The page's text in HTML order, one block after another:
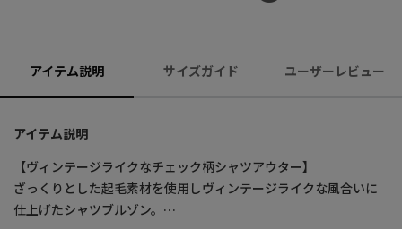
アイテム説明 サイズガイド ユーザーレビュー
アイテム説明
【ヴィンテージライクなチェック柄シャツアウター】
ざっくりとした起毛素材を使用しヴィンテージライクな風合いに
仕上げたシャツブルゾン。